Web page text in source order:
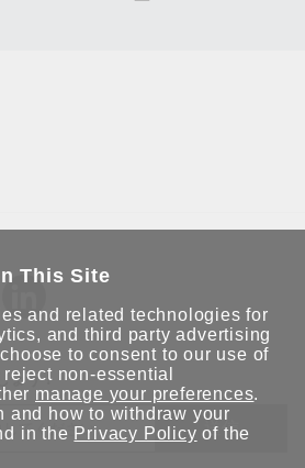
ょう！
送信
This Site
and related technologies for
and third party advertising
to consent to our use of
non-essential
manage your preferences.
and how to withdraw your
in the Privacy Policy of the